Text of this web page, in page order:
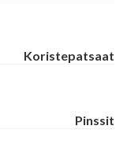
Koristepatsaat
Pinssit